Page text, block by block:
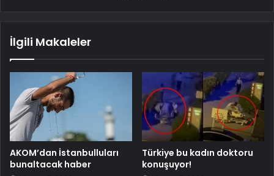
İlgili Makaleler
AKOM’dan İstanbulluları
bunaltacak haber
Türkiye bu kadın doktoru
konuşuyor!